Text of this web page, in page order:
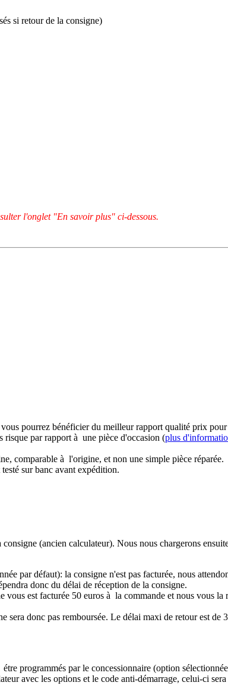
si retour de la consigne)
l'onglet "En savoir plus" ci-dessous.
pourrez bénéficier du meilleur rapport qualité prix
risque par rapport à une pièce d'occasion (plus
comparable à l'origine, et non une simple pièce réparée.
sur banc avant expédition.
(ancien calculateur). Nous nous chargerons
par défaut): la consigne n'est pas facturée, nous
donc du délai de réception de la consigne.
vous est facturée 50 euros à la commande et nous vous
sera donc pas remboursée. Le délai maxi de retour est de
programmés par le concessionnaire (option
avec les options et le code anti-démarrage, celui-ci